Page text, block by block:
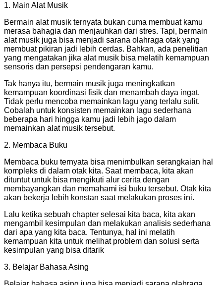
1. Main Alat Musik
Bermain alat musik ternyata bukan cuma membuat kamu
merasa bahagia dan menjauhkan dari stres. Tapi, bermain
alat musik juga bisa menjadi sarana olahraga otak yang
membuat pikiran jadi lebih cerdas. Bahkan, ada penelitian
yang mengatakan jika alat musik bisa melatih kemampuan
sensoris dan persepsi pendengaran kamu.
Tak hanya itu, bermain musik juga meningkatkan
kemampuan koordinasi fisik dan menambah daya ingat.
Tidak perlu mencoba memainkan lagu yang terlalu sulit.
Cobalah untuk konsisten memainkan lagu sederhana
beberapa hari hingga kamu jadi lebih jago dalam
memainkan alat musik tersebut.
2. Membaca Buku
Membaca buku ternyata bisa menimbulkan serangkaian hal
kompleks di dalam otak kita. Saat membaca, kita akan
dituntut untuk bisa mengikuti alur cerita dengan
membayangkan dan memahami isi buku tersebut. Otak kita
akan bekerja lebih konstan saat melakukan proses ini.
Lalu ketika sebuah chapter selesai kita baca, kita akan
mengambil kesimpulan dan melakukan analisis sederhana
dari apa yang kita baca. Tentunya, hal ini melatih
kemampuan kita untuk melihat problem dan solusi serta
kesimpulan yang bisa ditarik
3. Belajar Bahasa Asing